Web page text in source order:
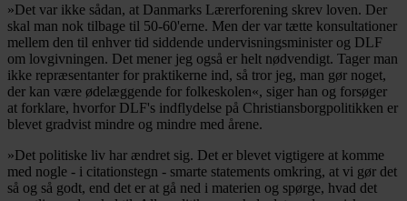
»Det var ikke sådan, at Danmarks Lærerforening skrev loven. Der
skal man nok tilbage til 50-60'erne. Men der var tætte konsultationer
mellem den til enhver tid siddende undervisningsminister og DLF
om lovgivningen. Det mener jeg også er helt nødvendigt. Tager man
ikke repræsentanter for praktikerne ind, så tror jeg, man gør noget,
der kan være ødelæggende for folkeskolen«, siger han og forsøger
at forklare, hvorfor DLF's indflydelse på Christiansborgpolitikken er
blevet gradvist mindre og mindre med årene.
»Det politiske liv har ændret sig. Det er blevet vigtigere at komme
med nogle - i citationstegn - smarte statements omkring, at vi gør det
så og så godt, end det er at gå ned i materien og spørge, hvad det